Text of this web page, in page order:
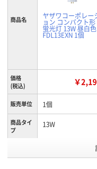
商品名 ヤザワコーポレー
ョン コンパクト形
蛍光灯 13W 昼白色
FDL13EXN 1個
価格
(税込)
￥
販売単位 1個
商品タイ
プ
13W